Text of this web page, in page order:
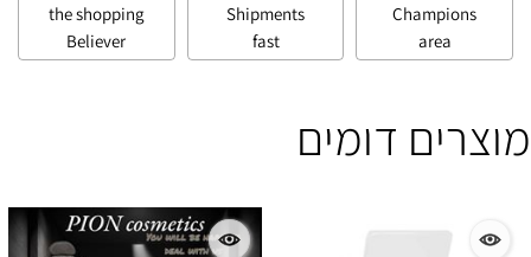
Champions
area
Shipments
fast
the shopping
Believer
מוצרים דומים